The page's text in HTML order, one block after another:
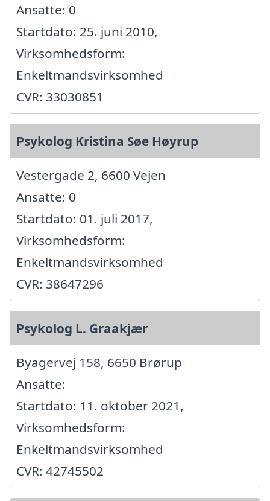
Ansatte: 0
Startdato: 25. juni 2010,
Virksomhedsform:
Enkeltmandsvirksomhed
CVR: 33030851
Psykolog Kristina Søe Høyrup
Vestergade 2, 6600 Vejen
Ansatte: 0
Startdato: 01. juli 2017,
Virksomhedsform:
Enkeltmandsvirksomhed
CVR: 38647296
Psykolog L. Graakjær
Byagervej 158, 6650 Brørup
Ansatte:
Startdato: 11. oktober 2021,
Virksomhedsform:
Enkeltmandsvirksomhed
CVR: 42745502